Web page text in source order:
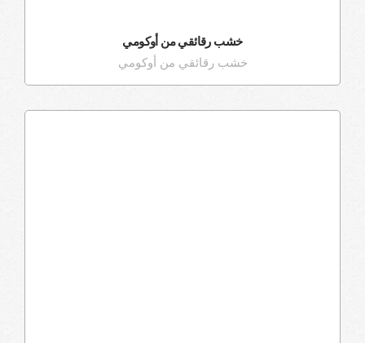
خشب رقائقي من أوكومي
خشب رقائقي من أوكومي